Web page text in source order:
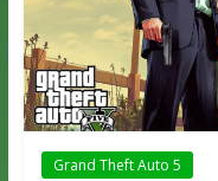
Grand Theft Auto 5